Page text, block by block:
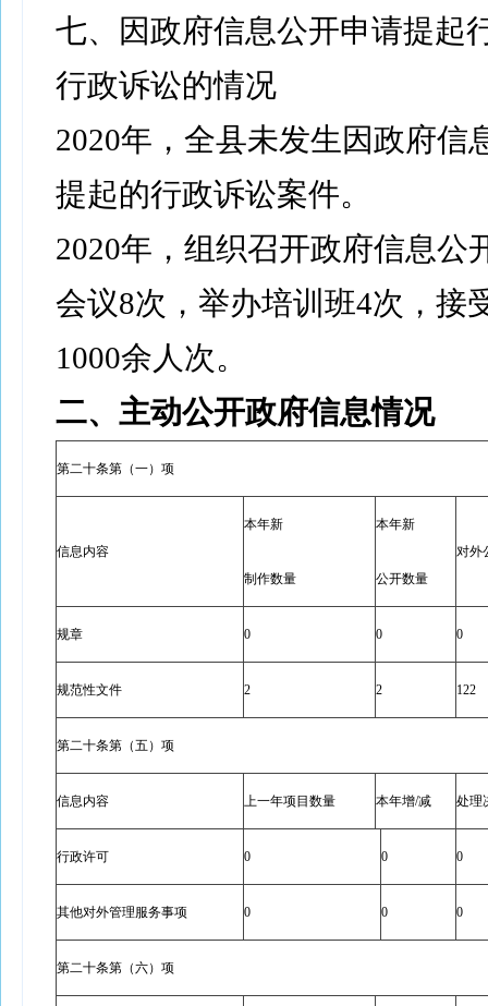
七、因政府信息公开申请提起
行政诉讼的情况
2020年，全县未发生因政府信
提起的行政诉讼案件。
2020年，组织召开政府信息公
会议8次，举办培训班4次，接
1000余人次。
二、主动公开政府信息情况
第二十条第（一）项
信息内容
本年新
制作数量
本年新
公开数量
对外
规章 0 0 0
规范性文件 2 2 122
第二十条第（五）项
信息内容 上一年项目数量 本年增/减 处理
行政许可 0 0 0
其他对外管理服务事项 0 0 0
第二十条第（六）项